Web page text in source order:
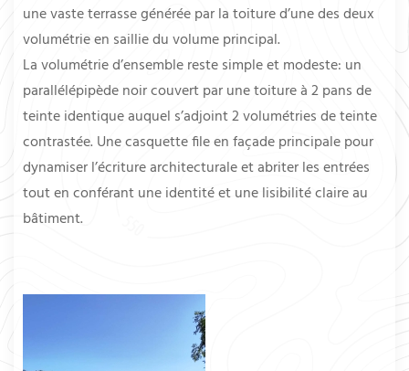
une vaste terrasse générée par la toiture d’une des deux
volumétrie en saillie du volume principal.
La volumétrie d’ensemble reste simple et modeste: un
parallélépipède noir couvert par une toiture à 2 pans de
teinte identique auquel s’adjoint 2 volumétries de teinte
contrastée. Une casquette file en façade principale pour
dynamiser l’écriture architecturale et abriter les entrées
tout en conférant une identité et une lisibilité claire au
bâtiment.